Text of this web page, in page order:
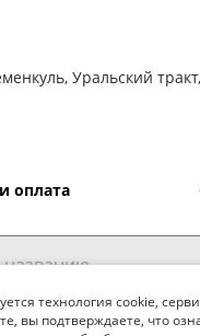
Уральский
оплата
технология cookie,
вы подтверждаете, что